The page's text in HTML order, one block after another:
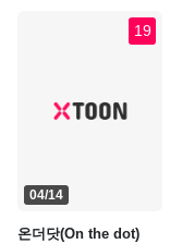
19
04/14
온더닷(On the dot)